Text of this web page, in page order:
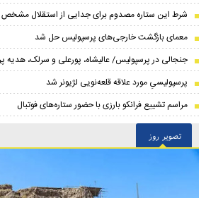
شرط این ستاره مصدوم برای جدایی از استقلال
معمای بازگشت خارجی‌های پرسپولیس حل شد
جنجالی در پرسپولیس/ عالیشاه، پورعلی و سرلک، هدیه
پرسپولیسیِ مورد علاقه قلعه‌نویی لژیونر شد
مراسم تشییع فرانکو بارزی با حضور ستاره‌های فوتبال
تصویر روز